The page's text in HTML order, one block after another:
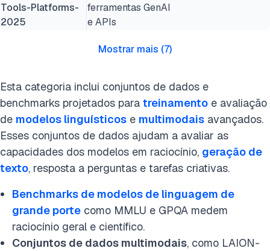
Tools-Platforms-
2025
ferramentas GenAI
e APIs
Mostrar mais (7)
Esta categoria inclui conjuntos de dados e
benchmarks projetados para treinamento e avaliação
de modelos linguísticos e multimodais avançados.
Esses conjuntos de dados ajudam a avaliar as
capacidades dos modelos em raciocínio, geração de
texto, resposta a perguntas e tarefas criativas.
Benchmarks de modelos de linguagem de
grande porte como MMLU e GPQA medem
raciocínio geral e científico.
Conjuntos de dados multimodais, como LAION-